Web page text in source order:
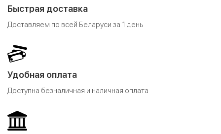
Быстрая доставка
Доставляем по всей Беларуси за 1 день
Удобная оплата
Доступна безналичная и наличная оплата